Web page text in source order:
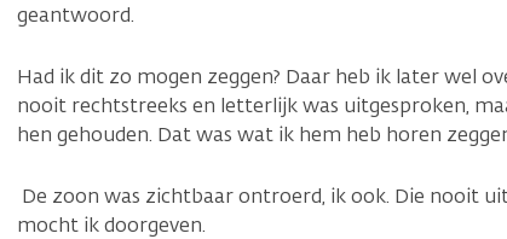
geantwoord.
Had ik dit zo mogen zeggen? Daar heb ik later wel
nooit rechtstreeks en letterlijk was uitgesproken,
hen gehouden. Dat was wat ik hem heb horen
De zoon was zichtbaar ontroerd, ik ook. Die nooit
mocht ik doorgeven.